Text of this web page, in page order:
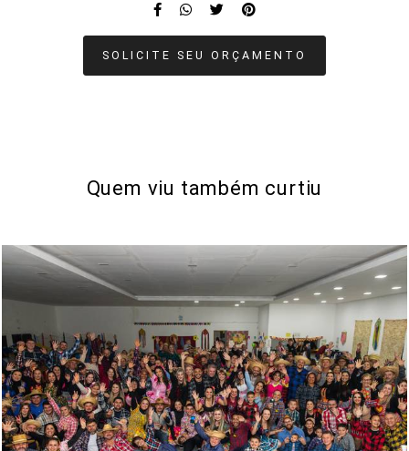
SOLICITE SEU ORÇAMENTO
Quem viu também curtiu
452 2